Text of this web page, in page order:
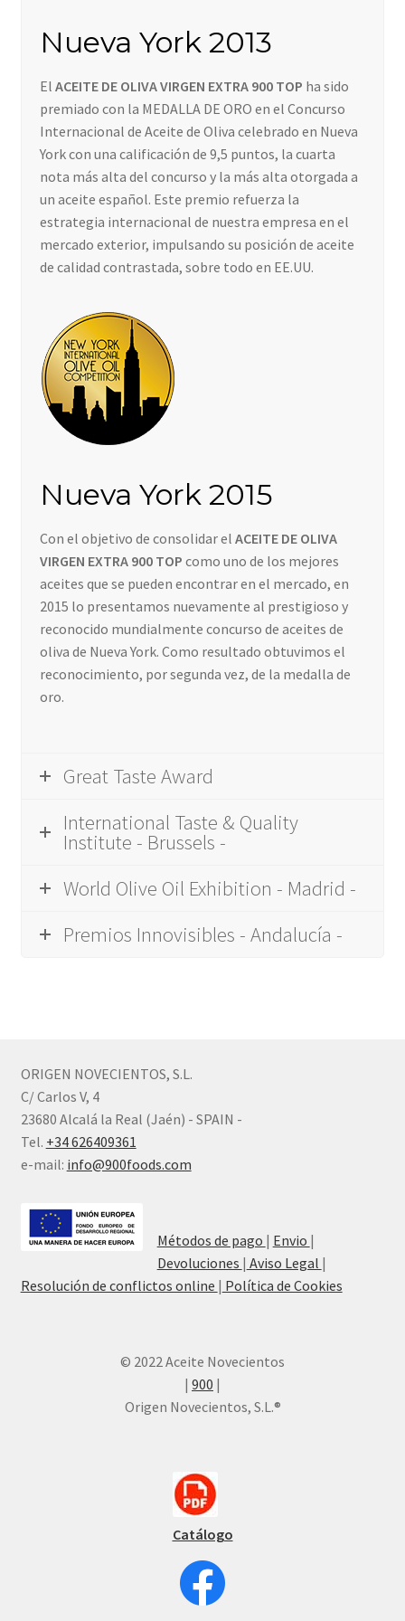
CONTACTO
Nueva York 2013
El ACEITE DE OLIVA VIRGEN EXTRA 900 TOP ha sido
premiado con la MEDALLA DE ORO en el Concurso
Internacional de Aceite de Oliva celebrado en Nueva
York con una calificación de 9,5 puntos, la cuarta
nota más alta del concurso y la más alta otorgada a
un aceite español. Este premio refuerza la
estrategia internacional de nuestra empresa en el
mercado exterior, impulsando su posición de aceite
de calidad contrastada, sobre todo en EE.UU.
Nueva York 2015
Con el objetivo de consolidar el ACEITE DE OLIVA
VIRGEN EXTRA 900 TOP como uno de los mejores
aceites que se pueden encontrar en el mercado, en
2015 lo presentamos nuevamente al prestigioso y
reconocido mundialmente concurso de aceites de
oliva de Nueva York. Como resultado obtuvimos el
reconocimiento, por segunda vez, de la medalla de
oro.
Great Taste Award
International Taste & Quality
Institute - Brussels -
World Olive Oil Exhibition - Madrid -
Premios Innovisibles - Andalucía -
ORIGEN NOVECIENTOS, S.L.
C/ Carlos V, 4
23680 Alcalá la Real (Jaén) - SPAIN -
Tel. +34 626409361
e-mail: info@900foods.com
Métodos de pago | Envio |
Devoluciones | Aviso Legal |
Resolución de conflictos online | Política de Cookies
© 2022 Aceite Novecientos
| 900 |
Origen Novecientos, S.L.®
Catálogo